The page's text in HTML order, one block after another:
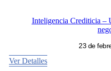
Inteligencia Crediticia –
23 de
Ver Detalles